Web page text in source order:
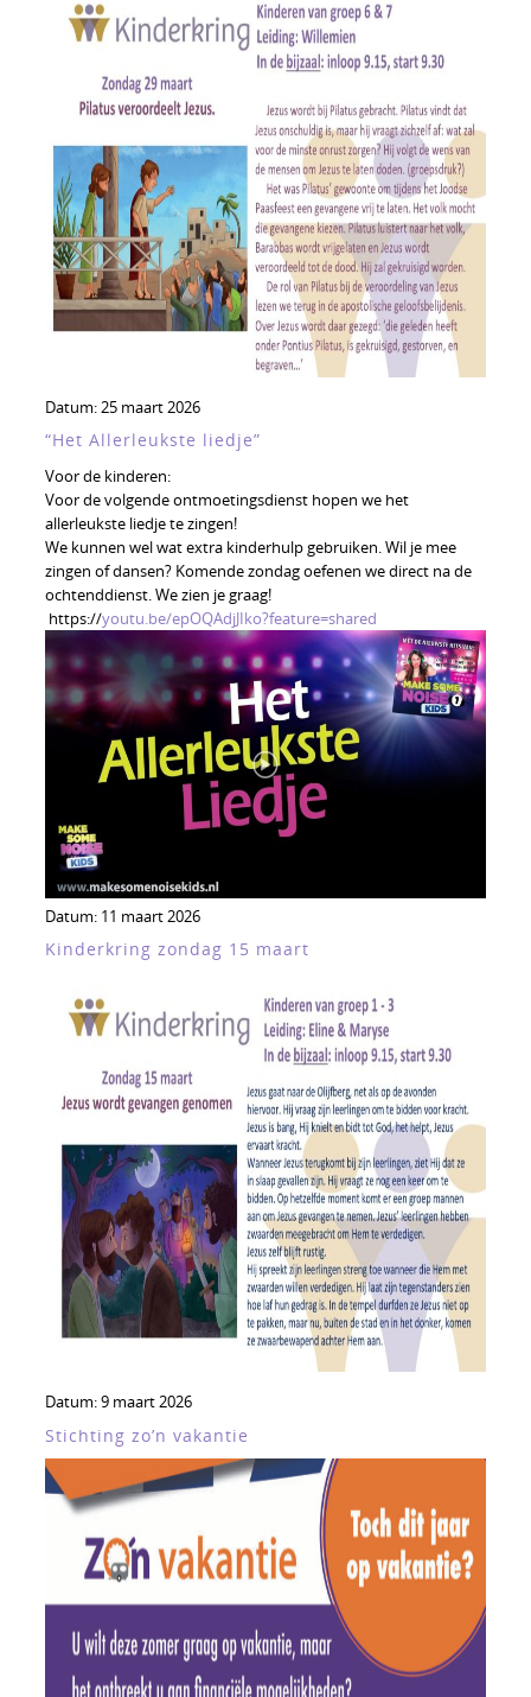
Datum:25 maart 2026
“Het Allerleukste liedje”
Voor de kinderen:
Voor de volgende ontmoetingsdienst hopen we het
allerleukste liedje te zingen!
We kunnen wel wat extra kinderhulp gebruiken. Wil je mee
zingen of dansen? Komende zondag oefenen we direct na de
ochtenddienst. We zien je graag!
https://youtu.be/epOQAdjJIko?feature=shared
Datum: 11 maart 2026
Kinderkring zondag 15 maart
Datum:9 maart 2026
Stichting zo’n vakantie